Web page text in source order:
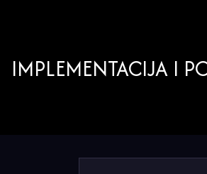
IMPLEMENTACIJA I